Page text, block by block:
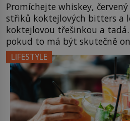
Promíchejte whiskey,
střiků koktejlových bitters a
koktejlovou třešinkou a
pokud to má být skutečně
místo klasické americké rye
bourbonu nepoužijete
stane? Inu, koktejl bude
nebude Manhattan ale […]
LIFESTYLE